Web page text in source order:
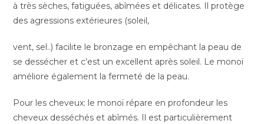
à très sèches, fatiguées, abîmées et délicates. Il protège
des agressions extérieures (soleil,
vent, sel..) facilite le bronzage en empêchant la peau de
se dessécher et c’est un excellent après soleil. Le monoï
améliore également la fermeté de la peau.
Pour les cheveux: le monoï répare en profondeur les
cheveux desséchés et abîmés. Il est particulièrement